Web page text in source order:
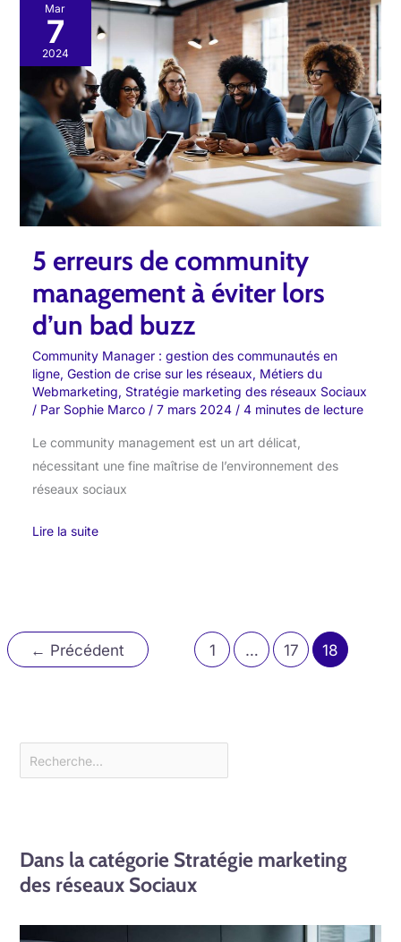
Mar
7
2024
5 erreurs de community
management à éviter lors
d’un bad buzz
Community Manager : gestion des communautés en
ligne, Gestion de crise sur les réseaux, Métiers du
Webmarketing, Stratégie marketing des réseaux Sociaux
/ Par Sophie Marco / 7 mars 2024 / 4 minutes de lecture
Le community management est un art délicat,
nécessitant une fine maîtrise de l’environnement des
réseaux sociaux
erreurs
de
community
management
à
éviter
d’un
bad
Lire la suite
← Précédent 1 … 17 18
Dans la catégorie Stratégie marketing
des réseaux Sociaux